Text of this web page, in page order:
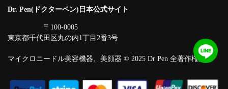
Dr. Pen(ドクターペン)日本公式サイト
〒100-0005
東京都千代田区丸の内1丁目2番3号
マイクロニードル美容機器、美顔器 © 2025 Dr Pen 全著作権所有